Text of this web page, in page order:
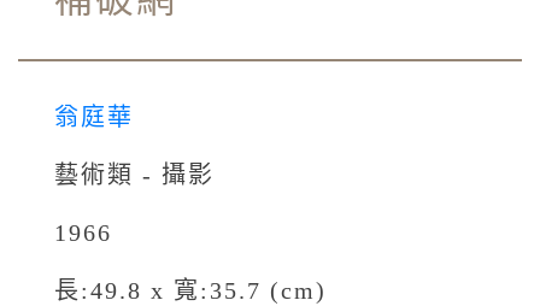
翁庭華
藝術類 - 攝影
1966
長:49.8 x 寬:35.7 (cm)